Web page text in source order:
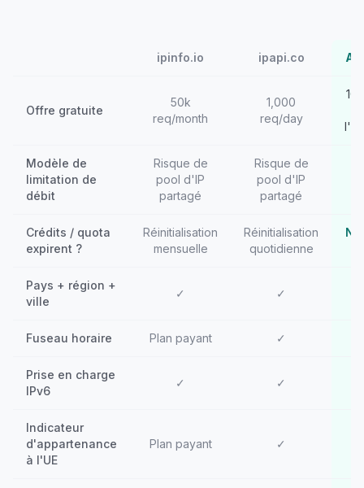
ipinfo.io ipapi.co
Offre gratuite
50k
req/month
1,000
req/day
Modèle de
limitation de
débit
Risque de
pool d'IP
partagé
Risque de
pool d'IP
partagé
Crédits / quota
expirent ?
Réinitialisation
mensuelle
Réinitialisation
quotidienne
Pays + région +
ville
✓ ✓
Fuseau horaire Plan payant ✓
Prise en charge
IPv6
✓ ✓
Indicateur
d'appartenance
à l'UE
Plan payant ✓